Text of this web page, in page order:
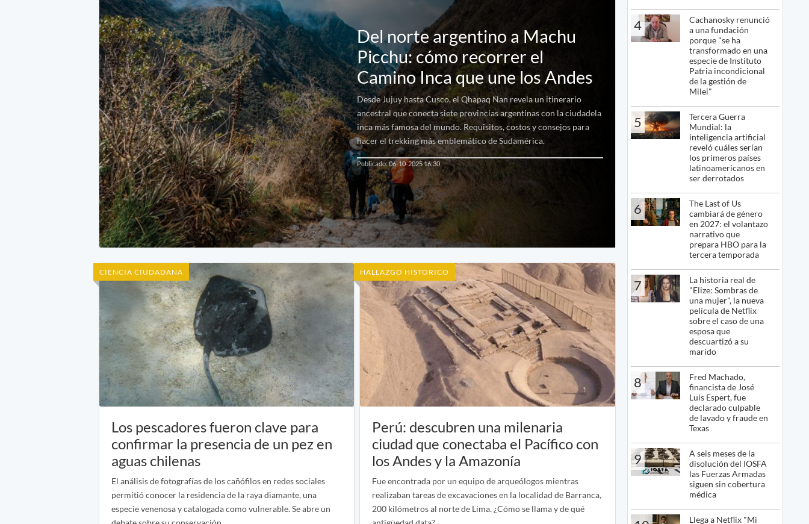
Del norte argentino a Machu
Picchu: cómo recorrer el
Camino Inca que une los Andes
Desde Jujuy hasta Cusco, el Qhapaq Ñan revela un itinerario
ancestral que conecta siete provincias argentinas con la ciudadela
inca más famosa del mundo. Requisitos, costos y consejos para
hacer el trekking más emblemático de Sudamérica.
Publicado: 06-10-2025 16:30
CIENCIA CIUDADANA
Los pescadores fueron clave para
confirmar la presencia de un pez en
aguas chilenas
El análisis de fotografías de los cañófilos en redes sociales
permitió conocer la residencia de la raya diamante, una
especie venenosa y catalogada como vulnerable. Se abre un
HALLAZGO HISTORICO
Perú: descubren una milenaria
ciudad que conectaba el Pacífico con
los Andes y la Amazonía
Fue encontrada por un equipo de arqueólogos mientras
realizaban tareas de excavaciones en la localidad de Barranca,
200 kilómetros al norte de Lima. ¿Cómo se llama y de qué
4
Cachanosky renunció
a una fundación
porque "se ha
transformado en una
especie de Instituto
Patria incondicional
de la gestión de
Milei"
5
Tercera Guerra
Mundial: la
inteligencia artificial
reveló cuáles serían
los primeros países
latinoamericanos en
ser derrotados
6
The Last of Us
cambiará de género
en 2027: el volantazo
narrativo que
prepara HBO para la
tercera temporada
7
La historia real de
"Elize: Sombras de
una mujer", la nueva
película de Netflix
sobre el caso de una
esposa que
descuartizó a su
marido
8
Fred Machado,
financista de José
Luis Espert, fue
declarado culpable
de lavado y fraude en
Texas
9
A seis meses de la
disolución del IOSFA
las Fuerzas Armadas
siguen sin cobertura
médica
Llega a Netflix "Mi